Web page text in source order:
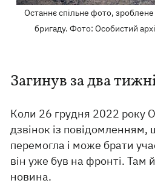
Останнє спільне фото,
бригаду. Фото: Особистий
Загинув за два
Коли 26 грудня 2022 року
дзвінок із повідомленням,
перемогла і може брати
він уже був на фронті. Там
новина.